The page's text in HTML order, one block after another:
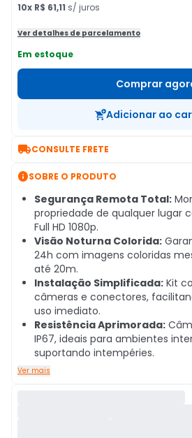
10x R$ 61,11 s/ juros
Ver detalhes de parcelamento
Em estoque
Comprar
Adicionar ao
CONSULTE FRETE
SOBRE O PRODUTO
Segurança Remota Total:
propriedade de qualquer lugar
Full HD 1080p.
Visão Noturna Colorida:
24h com imagens coloridas
até 20m.
Instalação Simplificada: Kit
câmeras e conectores,
uso imediato.
Resistência Aprimorada:
IP67, ideais para ambientes
suportando intempéries.
Ver mais